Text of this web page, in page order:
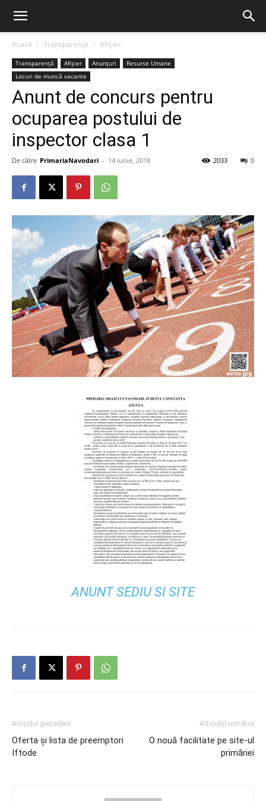
Acasă Transparență Afișier
Transparență Afișier Anunțuri
Resurse Umane
Locuri de muncă vacante
Anunt de concurs pentru
ocuparea postului de
inspector clasa 1
De către PrimariaNavodari - 14 iunie, 2018 0
2033
ANUNT SEDIU SI SITE
Articolul precedent
Oferta și lista de preemptori
Iftode
Articolul următor
O nouă facilitate pe site-ul
primăriei